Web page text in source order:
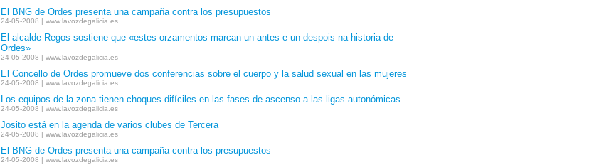
El BNG de Ordes presenta una campaña contra los presupuestos
24-05-2008 | www.lavozdegalicia.es
El alcalde Regos sostiene que «estes orzamentos marcan un antes e un despois na historia de
Ordes»
24-05-2008 | www.lavozdegalicia.es
El Concello de Ordes promueve dos conferencias sobre el cuerpo y la salud sexual en las mujeres
24-05-2008 | www.lavozdegalicia.es
Los equipos de la zona tienen choques difíciles en las fases de ascenso a las ligas autonómicas
24-05-2008 | www.lavozdegalicia.es
Josito está en la agenda de varios clubes de Tercera
24-05-2008 | www.lavozdegalicia.es
El BNG de Ordes presenta una campaña contra los presupuestos
24-05-2008 | www.lavozdegalicia.es